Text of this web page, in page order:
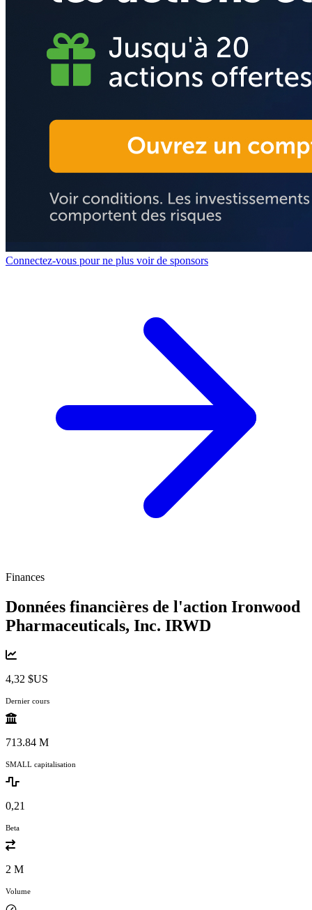
Connectez-vous pour ne plus voir de sponsors
Finances
Données financières de l'action Ironwood
Pharmaceuticals, Inc. IRWD
4,32 $US
Dernier cours
713.84 M
SMALL capitalisation
0,21
Beta
2 M
Volume